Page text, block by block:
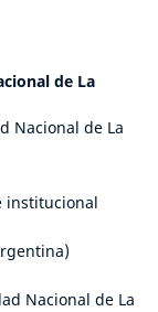
de La
Nacional de La
institucional
Nacional de La